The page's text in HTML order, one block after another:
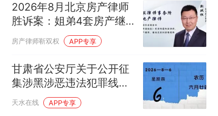
2026年8月北京房产律师
胜诉案：姐弟4套房产继
承纠纷，赡养多者多分遗
房产律师靳双权 APP专享
甘肃省公安厅关于公开征
集涉黑涉恶违法犯罪线索
的通告
天水在线 APP专享